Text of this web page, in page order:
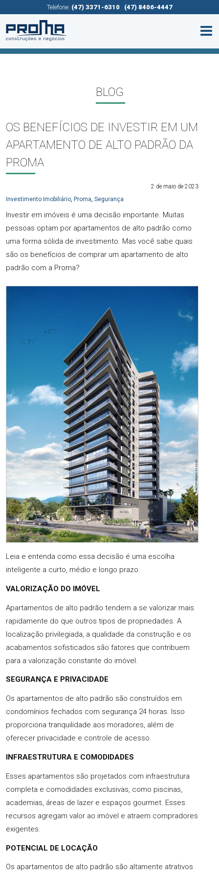
Telefone: (47) 3371-6310 (47) 8406-4447
BLOG
OS BENEFÍCIOS DE INVESTIR EM UM
APARTAMENTO DE ALTO PADRÃO DA
PROMA
2 de maio de 2023
Investimento Imobiliário, Proma, Segurança
Investir em imóveis é uma decisão importante. Muitas
pessoas optam por apartamentos de alto padrão como
uma forma sólida de investimento. Mas você sabe quais
são os benefícios de comprar um apartamento de alto
padrão com a Proma?
Leia e entenda como essa decisão é uma escolha
inteligente a curto, médio e longo prazo.
VALORIZAÇÃO DO IMÓVEL
Apartamentos de alto padrão tendem a se valorizar mais
rapidamente do que outros tipos de propriedades. A
localização privilegiada, a qualidade da construção e os
acabamentos sofisticados são fatores que contribuem
para a valorização constante do imóvel.
SEGURANÇA E PRIVACIDADE
Os apartamentos de alto padrão são construídos em
condomínios fechados com segurança 24 horas. Isso
proporciona tranquilidade aos moradores, além de
oferecer privacidade e controle de acesso.
INFRAESTRUTURA E COMODIDADES
Esses apartamentos são projetados com infraestrutura
completa e comodidades exclusivas, como piscinas,
academias, áreas de lazer e espaços gourmet. Esses
recursos agregam valor ao imóvel e atraem compradores
exigentes.
POTENCIAL DE LOCAÇÃO
Os apartamentos de alto padrão são altamente atrativos